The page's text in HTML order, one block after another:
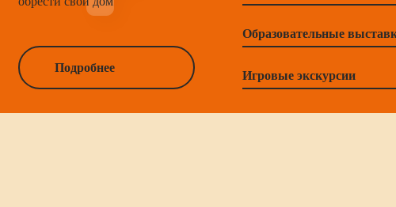
Подробнее
Образовательные
Игровые экскурсии